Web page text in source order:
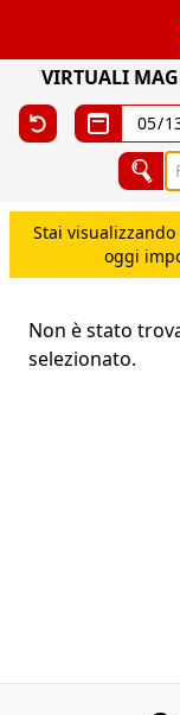
VIRTUALI
Stai
oggi
Non è stato
selezionato.